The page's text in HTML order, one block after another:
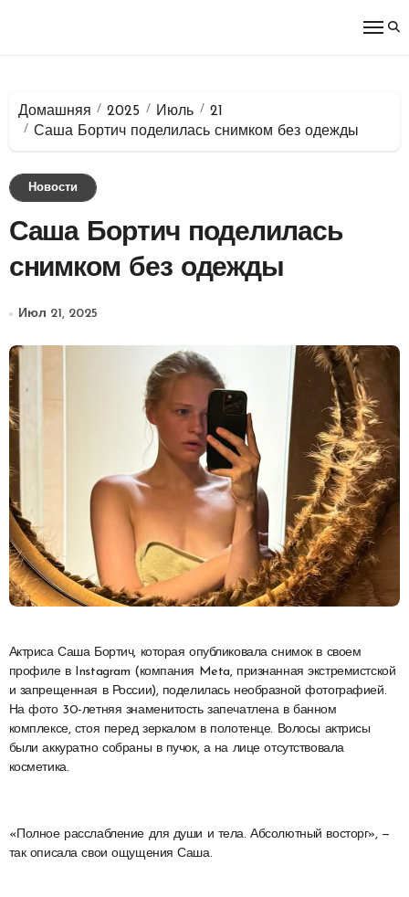
Домашняя 2025 Июль
21
Саша Бортич поделилась снимком без одежды
Новости
Саша Бортич поделилась
снимком без одежды
Июл 21, 2025
Актриса Саша Бортич, которая опубликовала снимок в своем
профиле в Instagram (компания Meta, признанная экстремистской
и запрещенная в России), поделилась необразной фотографией.
На фото 30-летняя знаменитость запечатлена в банном
комплексе, стоя перед зеркалом в полотенце. Волосы актрисы
были аккуратно собраны в пучок, а на лице отсутствовала
косметика.
«Полное расслабление для души и тела. Абсолютный восторг», —
так описала свои ощущения Саша.